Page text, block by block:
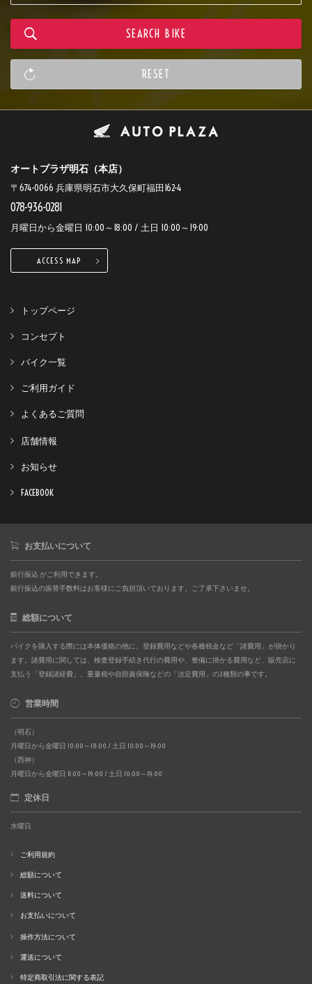
オートプラザ明石（本店）
〒674-0066 兵庫県明石市大久保町福田162-4
078-936-0281
月曜日から金曜日 10:00～18:00 / 土日 10:00～19:00
ACCESS MAP
トップページ
コンセプト
バイク一覧
ご利用ガイド
よくあるご質問
店舗情報
お知らせ
FACEBOOK
お支払いについて
銀行振込 がご利用できます。
銀行振込の振替手数料はお客様にご負担頂いております。ご了承下さいませ。
総額について
バイクを購入する際には本体価格の他に、登録費用などや各種税金など「諸費用」が掛かり
ます。諸費用に関しては、検査登録手続き代行の費用や、整備に掛かる費用など、販売店に
支払う「登録諸経費」。重量税や自賠責保険などの「法定費用」の2種類の事です。
営業時間
（明石）
月曜日から金曜日 10:00～18:00 / 土日 10:00～19:00
（西神）
月曜日から金曜日 11:00～19:00 / 土日 10:00～19:00
定休日
水曜日
ご利用規約
総額について
送料について
お支払いについて
操作方法について
運送について
特定商取引法に関する表記